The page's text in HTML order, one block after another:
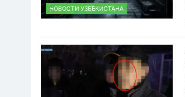
НОВОСТИ УЗБЕКИСТАНА